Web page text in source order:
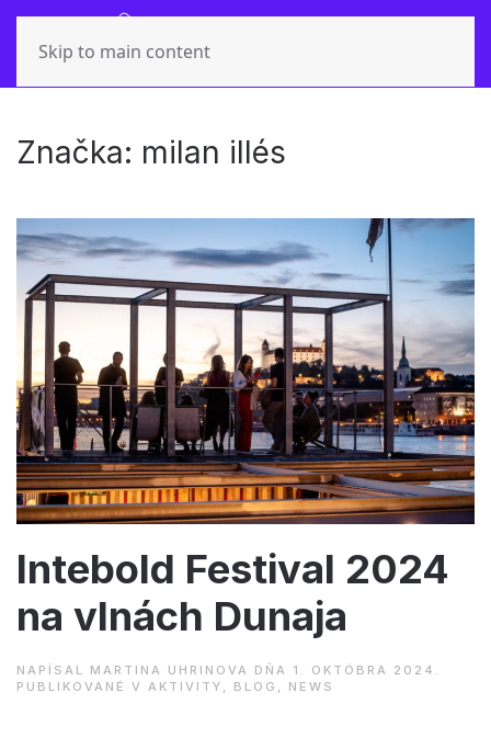
Skip to main content
Značka: milan illés
Intebold Festival 2024
na vlnách Dunaja
NAPÍSAL MARTINA UHRINOVA DŇA 1. OKTÓBRA 2024
PUBLIKOVANÉ V AKTIVITY BLOG NEWS